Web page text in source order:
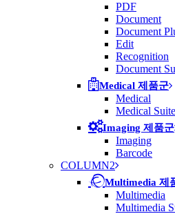
PDF
Document
Document
Edit
Recognition
Document
Medical 제품군
Medical
Medical Suite
Imaging 제품군
Imaging
Barcode
COLUMN2
Multimedia 제
Multimedia
Multimedia